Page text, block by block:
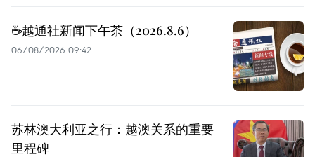
☕️越通社新闻下午茶（2026.8.6）
06/08/2026 09:42
苏林澳大利亚之行：越澳关系的重要
里程碑